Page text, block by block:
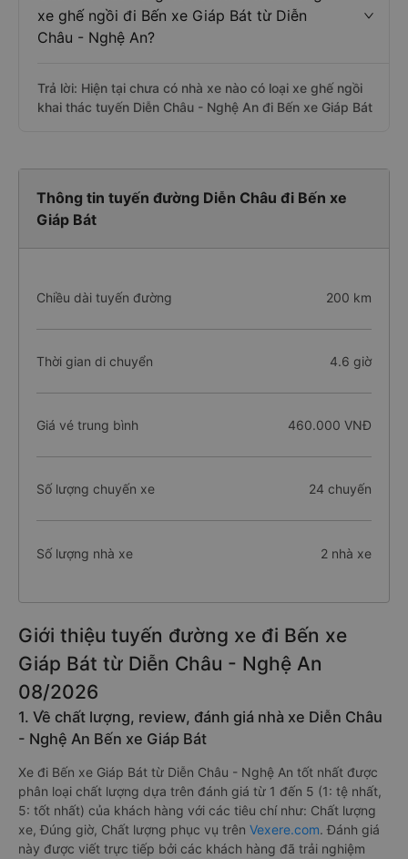
xe ghế ngồi đi Bến xe Giáp Bát từ Diễn
Châu - Nghệ An?
Trả lời: Hiện tại chưa có nhà xe nào có loại xe ghế ngồi
khai thác tuyến Diễn Châu - Nghệ An đi Bến xe Giáp Bát
Thông tin tuyến đường Diễn Châu đi Bến xe
Giáp Bát
Chiều dài tuyến đường 200 km
Thời gian di chuyển 4.6 giờ
Giá vé trung bình 460.000 VNĐ
Số lượng chuyến xe 24 chuyến
Số lượng nhà xe 2 nhà xe
Giới thiệu tuyến đường xe đi Bến xe
Giáp Bát từ Diễn Châu - Nghệ An
08/2026
1. Về chất lượng, review, đánh giá nhà xe Diễn Châu
- Nghệ An Bến xe Giáp Bát
Xe đi Bến xe Giáp Bát từ Diễn Châu - Nghệ An tốt nhất được
phân loại chất lượng dựa trên đánh giá từ 1 đến 5 (1: tệ nhất,
5: tốt nhất) của khách hàng với các tiêu chí như: Chất lượng
xe, Đúng giờ, Chất lượng phục vụ trên Vexere.com. Đánh giá
này được viết trực tiếp bởi các khách hàng đã trải nghiệm